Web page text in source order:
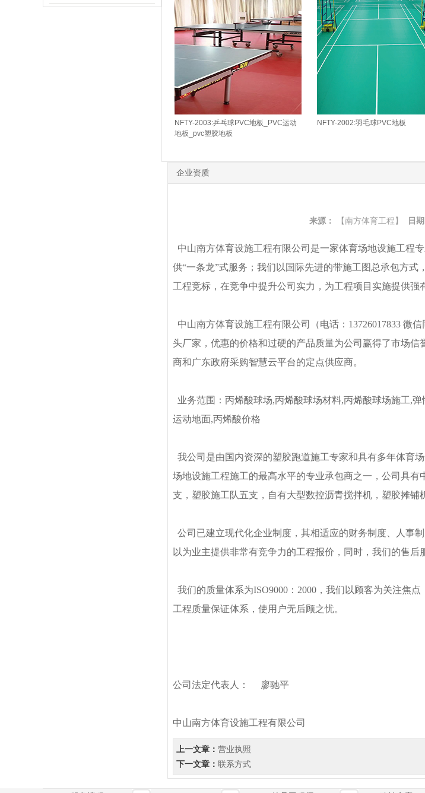
NFTY-2003:乒乓球PVC地板_PVC运动
地板_pvc塑胶地板
NFTY-2002:羽毛球PVC地板
企业资质
来源： 【南方体育工程】 日期
中山南方体育设施工程有限公司是一家体育场地设施工程
供“一条龙”式服务；我们以国际先进的带施工图总承包方
工程竞标，在竞争中提升公司实力，为工程项目实施提供强
中山南方体育设施工程有限公司（电话：13726017833 微
头厂家，优惠的价格和过硬的产品质量为公司赢得了市场
商和广东政府采购智慧云平台的定点供应商。
业务范围：丙烯酸球场,丙烯酸球场材料,丙烯酸球场施工,
运动地面,丙烯酸价格
我公司是由国内资深的塑胶跑道施工专家和具有多年体育
场地设施工程施工的最高水平的专业承包商之一，公司具
支，塑胶施工队五支，自有大型数控沥青搅拌机，塑胶摊铺
公司已建立现代化企业制度，其相适应的财务制度、人事
以为业主提供非常有竞争力的工程报价，同时，我们的售后
我们的质量体系为ISO9000：2000，我们以顾客为关注焦
工程质量保证体系，使用户无后顾之忧。
公司法定代表人： 廖驰平
中山南方体育设施工程有限公司
上一文章： 营业执照
下一文章： 联系方式